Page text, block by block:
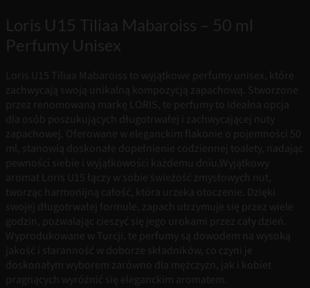
Loris U15 Tiliaa Mabaroiss – 50 ml
Perfumy Unisex
Loris U15 Tiliaa Mabaroiss to wyjątkowe perfumy unisex, które
zachwycają swoją unikalną kompozycją zapachową. Stworzone
przez renomowaną markę LORIS, te perfumy to idealna opcja
dla osób poszukujących długotrwałej i zachwycającej nuty
zapachowej. Oferowane w eleganckim flakonie o pojemności 50
ml, stanowią doskonałe dopełnienie codziennej toalety, nadając
pewności siebie i wyjątkowości każdemu dniu.Wyjątkowy
aromat Loris U15 łączy w sobie świeżość zmysłowych nut,
tworząc harmonijną całość, która urzeka otoczenie. Dzięki
swojej długotrwałej formule, zapach utrzymuje się przez wiele
godzin, pozwalając cieszyć się jego urokami przez cały dzień.
Wyprodukowane w Turcji, te perfumy są dowodem na wysoką
jakość i staranność w doborze składników, co czyni je
doskonałym wyborem zarówno dla mężczyzn, jak i kobiet
pragnących wyróżnić się eleganckim aromatem.